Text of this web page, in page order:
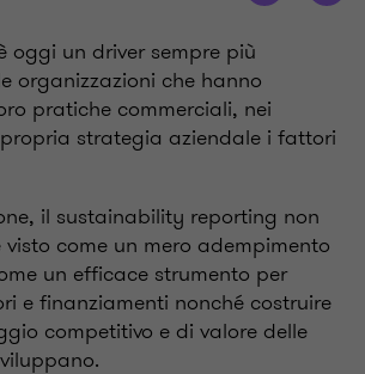
oggi un driver sempre più
organizzazioni che hanno
pratiche commerciali, nei
strategia aziendale i fattori
il sustainability reporting non
visto come un mero adempimento
un efficace strumento per
e finanziamenti nonché costruire
competitivo e di valore delle